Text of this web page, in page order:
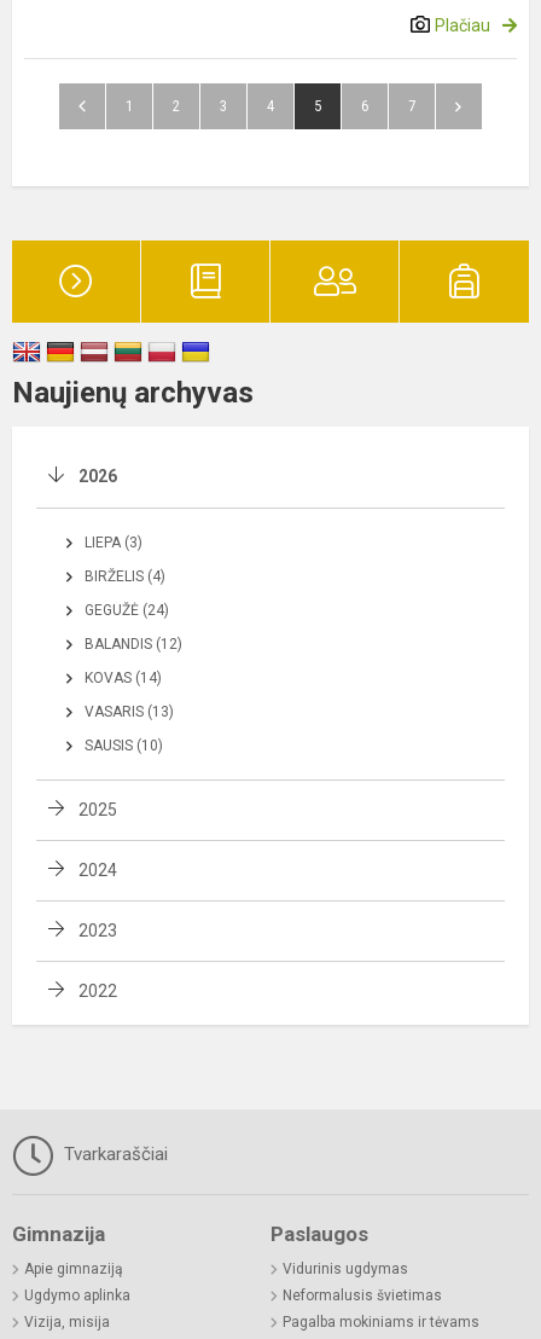
Plačiau
1 2 3 4 5 6 7
Naujienų archyvas
2026
LIEPA (3)
BIRŽELIS (4)
GEGUŽĖ (24)
BALANDIS (12)
KOVAS (14)
VASARIS (13)
SAUSIS (10)
2025
2024
2023
2022
Tvarkaraščiai
Gimnazija
Apie gimnaziją
Ugdymo aplinka
Vizija, misija
Paslaugos
Vidurinis ugdymas
Neformalusis švietimas
Pagalba mokiniams ir tėvams